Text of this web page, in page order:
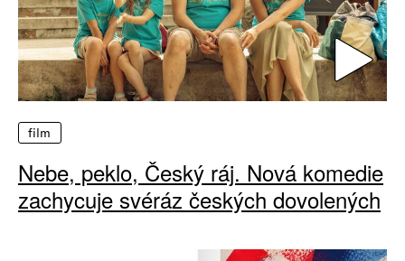
film
Nebe, peklo, Český ráj. Nová komedie
zachycuje svéráz českých dovolených